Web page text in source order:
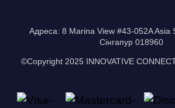
Адреса: 8 Marina View #43-052A Asia
Сінгапур 018960
©Copyright 2025 INNOVATIVE